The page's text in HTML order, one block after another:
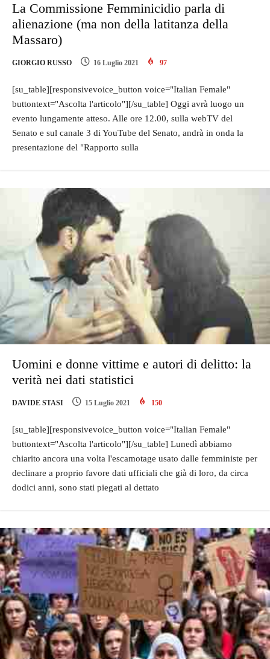
La Commissione Femminicidio parla di
alienazione (ma non della latitanza della
Massaro)
GIORGIO RUSSO 16 Luglio 2021 97
[su_table][responsivevoice_button voice="Italian Female"
buttontext="Ascolta l'articolo"][/su_table] Oggi avrà luogo un
evento lungamente atteso. Alle ore 12.00, sulla webTV del
Senato e sul canale 3 di YouTube del Senato, andrà in onda la
presentazione del "Rapporto sulla
Uomini e donne vittime e autori di delitto: la
verità nei dati statistici
DAVIDE STASI 15 Luglio 2021 150
[su_table][responsivevoice_button voice="Italian Female"
buttontext="Ascolta l'articolo"][/su_table] Lunedì abbiamo
chiarito ancora una volta l'escamotage usato dalle femministe per
declinare a proprio favore dati ufficiali che già di loro, da circa
dodici anni, sono stati piegati al dettato